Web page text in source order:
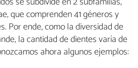
que comprenden 41 géneros y
Por ende, como la diversidad de
la cantidad de dientes varía de
ahora algunos ejemplos: